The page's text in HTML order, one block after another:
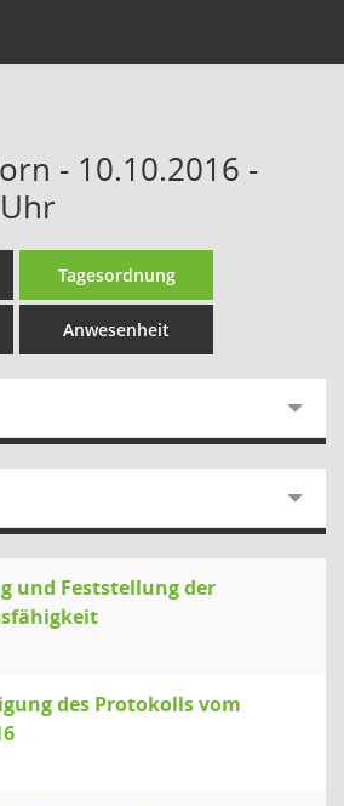
- 10.10.2016 -
Tagesordnung
Anwesenheit
und Feststellung der
des Protokolls vom